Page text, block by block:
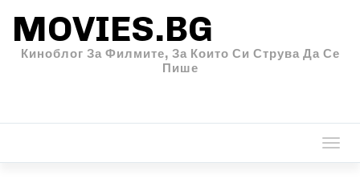
MOVIES.BG
Киноблог За Филмите, За Които Си Струва Да Се
Пише